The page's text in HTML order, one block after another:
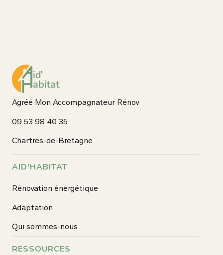
Agréé Mon Accompagnateur Rénov
09 53 98 40 35
Chartres-de-Bretagne
AID'HABITAT
Rénovation énergétique
Adaptation
Qui sommes-nous
RESSOURCES